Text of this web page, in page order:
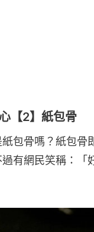
【2】紙包骨
包骨嗎？紙包骨
有網民笑稱：「